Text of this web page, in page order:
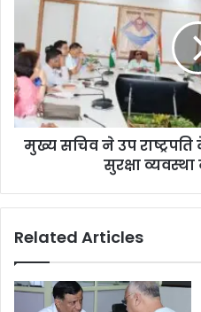
मुख्य सचिव ने उप राष्ट्रपति
सुरक्षा
Related Articles